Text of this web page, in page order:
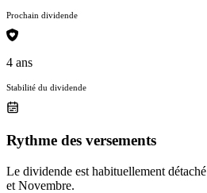
Prochain dividende
4 ans
Stabilité du dividende
Rythme des versements
Le dividende est habituellement détaché
et Novembre.